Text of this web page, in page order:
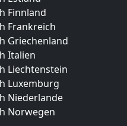
Finnland
Frankreich
Griechenland
Italien
Liechtenstein
Luxemburg
Niederlande
Norwegen